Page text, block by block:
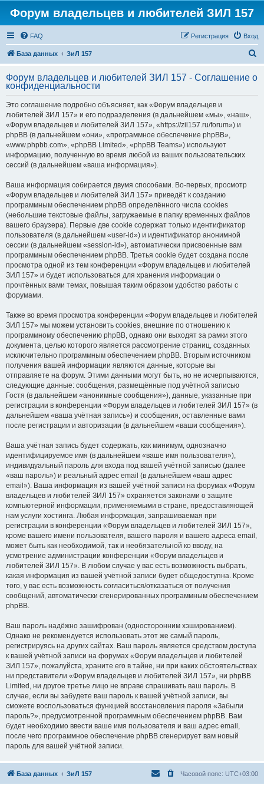
Форум владельцев и любителей ЗИЛ 157
FAQ Вход
Регистрация
База данных ЗиЛ 157
с
Форум владельцев и любителей ЗИЛ 157 - Соглашение о
конфиденциальности
Это соглашение подробно объясняет, как «Форум владельцев и
любителей ЗИЛ 157» и его подразделения (в дальнейшем «мы», «наш»,
«Форум владельцев и любителей ЗИЛ 157», «https://zil157.ru/forum») и
phpBB (в дальнейшем «они», «программное обеспечение phpBB»,
«www.phpbb.com», «phpBB Limited», «phpBB Teams») используют
информацию, полученную во время любой из ваших пользовательских
сессий (в дальнейшем «ваша информация»).
Ваша информация собирается двумя способами. Во-первых, просмотр
«Форум владельцев и любителей ЗИЛ 157» приведёт к созданию
программным обеспечением phpBB определённого числа cookies
(небольшие текстовые файлы, загружаемые в папку временных файлов
вашего браузера). Первые две cookie содержат только идентификатор
пользователя (в дальнейшем «user-id») и идентификатор анонимной
сессии (в дальнейшем «session-id»), автоматически присвоенные вам
программным обеспечением phpBB. Третья cookie будет создана после
просмотра одной из тем конференции «Форум владельцев и любителей
ЗИЛ 157» и будет использоваться для хранения информации о
прочтённых вами темах, повышая таким образом удобство работы с
форумами.
Также во время просмотра конференции «Форум владельцев и любителей
ЗИЛ 157» мы можем установить cookies, внешние по отношению к
программному обеспечению phpBB, однако они выходят за рамки этого
документа, целью которого является рассмотрение страниц, созданных
исключительно программным обеспечением phpBB. Вторым источником
получения вашей информации являются данные, которые вы
отправляете на форум. Этими данными могут быть, но не исчерпываются,
следующие данные: сообщения, размещённые под учётной записью
Гостя (в дальнейшем «анонимные сообщения»), данные, указанные при
регистрации в конференции «Форум владельцев и любителей ЗИЛ 157» (в
дальнейшем «ваша учётная запись») и сообщения, оставленные вами
после регистрации и авторизации (в дальнейшем «ваши сообщения»).
Ваша учётная запись будет содержать, как минимум, однозначно
идентифицируемое имя (в дальнейшем «ваше имя пользователя»),
индивидуальный пароль для входа под вашей учётной записью (далее
«ваш пароль») и реальный адрес email (в дальнейшем «ваш адрес
email»). Ваша информация из вашей учётной записи на форумах «Форум
владельцев и любителей ЗИЛ 157» охраняется законами о защите
компьютерной информации, применяемыми в стране, предоставляющей
нам услуги хостинга. Любая информация, запрашиваемая при
регистрации в конференции «Форум владельцев и любителей ЗИЛ 157»,
кроме вашего имени пользователя, вашего пароля и вашего адреса email,
может быть как необходимой, так и необязательной ко вводу, на
усмотрение администрации конференции «Форум владельцев и
любителей ЗИЛ 157». В любом случае у вас есть возможность выбрать,
какая информация из вашей учётной записи будет общедоступна. Кроме
того, у вас есть возможность согласиться/отказаться от получения
сообщений, автоматически сгенерированных программным обеспечением
phpBB.
Ваш пароль надёжно зашифрован (односторонним хэшированием).
Однако не рекомендуется использовать этот же самый пароль,
регистрируясь на других сайтах. Ваш пароль является средством доступа
к вашей учётной записи на форумах «Форум владельцев и любителей
ЗИЛ 157», пожалуйста, храните его в тайне, ни при каких обстоятельствах
ни представители «Форум владельцев и любителей ЗИЛ 157», ни phpBB
Limited, ни другое третье лицо не вправе спрашивать ваш пароль. В
случае, если вы забудете ваш пароль к вашей учётной записи, вы
сможете воспользоваться функцией восстановления пароля «Забыли
пароль?», предусмотренной программным обеспечением phpBB. Вам
будет необходимо ввести ваше имя пользователя и ваш адрес email,
после чего программное обеспечение phpBB сгенерирует вам новый
пароль для вашей учётной записи.
База данных ЗиЛ 157 Часовой пояс: UTC+03:00